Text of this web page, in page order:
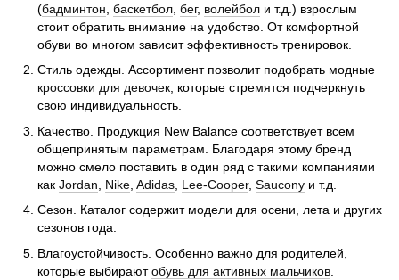
(бадминтон баскетбол бег, волейбол и т.д.) взрослым
стоит обратить внимание на удобство. От комфортной
обуви во многом зависит эффективность тренировок.
Стиль одежды. Ассортимент позволит подобрать модные
кроссовки для девочек, которые стремятся подчеркнуть
свою индивидуальность.
Качество. Продукция New Balance соответствует всем
общепринятым параметрам. Благодаря этому бренд
можно смело поставить в один ряд с такими компаниями
как Jordan Nike Adidas Lee-Cooper, Saucony и т.д.
Сезон. Каталог содержит модели для осени, лета и других
сезонов года.
Влагоустойчивость. Особенно важно для родителей,
которые выбираютобувь для активных мальчиков